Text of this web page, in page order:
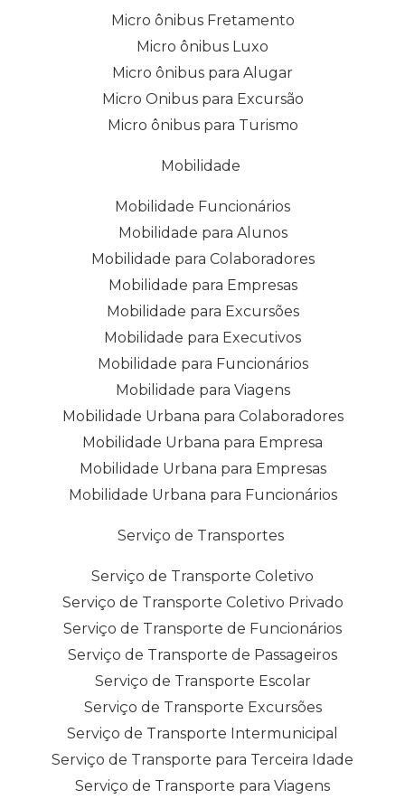
Micro ônibus Fretamento
Micro ônibus Luxo
Micro ônibus para Alugar
Micro Onibus para Excursão
Micro ônibus para Turismo
Mobilidade
Mobilidade Funcionários
Mobilidade para Alunos
Mobilidade para Colaboradores
Mobilidade para Empresas
Mobilidade para Excursões
Mobilidade para Executivos
Mobilidade para Funcionários
Mobilidade para Viagens
Mobilidade Urbana para Colaboradores
Mobilidade Urbana para Empresa
Mobilidade Urbana para Empresas
Mobilidade Urbana para Funcionários
Serviço de Transportes
Serviço de Transporte Coletivo
Serviço de Transporte Coletivo Privado
Serviço de Transporte de Funcionários
Serviço de Transporte de Passageiros
Serviço de Transporte Escolar
Serviço de Transporte Excursões
Serviço de Transporte Intermunicipal
Serviço de Transporte para Terceira Idade
Serviço de Transporte para Viagens